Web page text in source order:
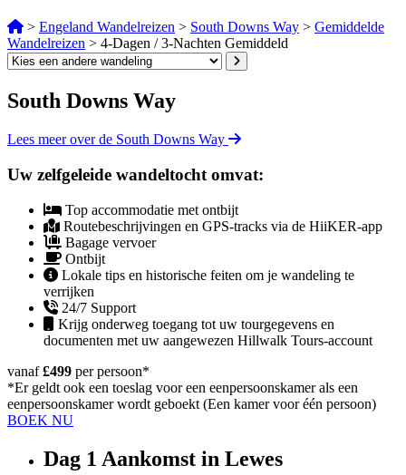
> Engeland Wandelreizen > South Downs Way > Gemiddelde
Wandelreizen > 4-Dagen / 3-Nachten Gemiddeld
South Downs Way
Lees meer over de South Downs Way
Uw zelfgeleide wandeltocht omvat:
Top accommodatie met ontbijt
Routebeschrijvingen en GPS-tracks via de HiiKER-app
Bagage vervoer
Ontbijt
Lokale tips en historische feiten om je wandeling te
verrijken
24/7 Support
Krijg onderweg toegang tot uw tourgegevens en
documenten met uw aangewezen Hillwalk Tours-account
vanaf£499 per persoon*
*Er geldt ook een toeslag voor een eenpersoonskamer als een
eenpersoonskamer wordt geboekt (Een kamer voor één persoon)
BOEK NU
Dag 1 Aankomst in Lewes